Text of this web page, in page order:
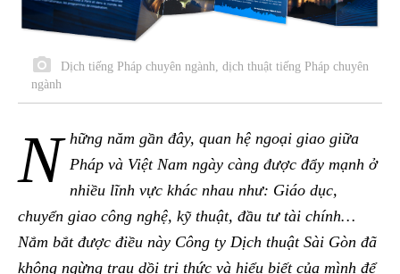
Dịch tiếng Pháp chuyên ngành, dịch thuật tiếng Pháp chuyên
ngành
N hững năm gần đây, quan hệ ngoại giao giữa
Pháp và Việt Nam ngày càng được đẩy mạnh ở
nhiều lĩnh vực khác nhau như: Giáo dục,
chuyển giao công nghệ, kỹ thuật, đầu tư tài chính…
Nắm bắt được điều này Công ty Dịch thuật Sài Gòn đã
không ngừng trau dồi tri thức và hiểu biết của mình để